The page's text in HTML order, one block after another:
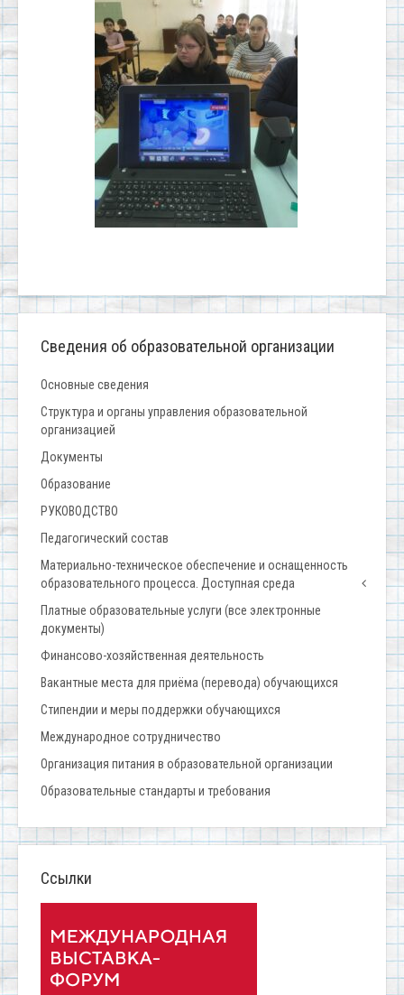
Сведения об образовательной организации
Основные сведения
Структура и органы управления образовательной
организацией
Документы
Образование
РУКОВОДСТВО
Педагогический состав
Материально-техническое обеспечение и оснащенность
образовательного процесса. Доступная среда
Платные образовательные услуги (все электронные
документы)
Финансово-хозяйственная деятельность
Вакантные места для приёма (перевода) обучающихся
Стипендии и меры поддержки обучающихся
Международное сотрудничество
Организация питания в образовательной организации
Образовательные стандарты и требования
Ссылки